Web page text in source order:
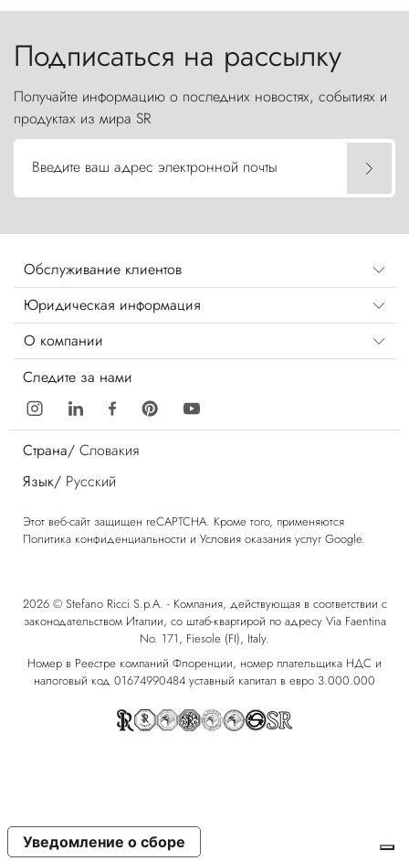
Подписаться на рассылку
Получайте информацию о последних новостях, событиях и
продуктах из мира SR
Введите ваш адрес электронной почты
Обслуживание клиентов
Юридическая информация
О компании
Следите за нами
Страна/ Словакия
Язык/ Русский
Этот веб-сайт защищен reCAPTCHA. Кроме того, применяются
Политика конфиденциальности и Условия оказания услуг Google.
2026 © Stefano Ricci S.p.A. - Компания, действующая в соответствии с
законодательством Италии, со штаб-квартирой по адресу Via Faentina
No. 171, Fiesole (FI), Italy.
Номер в Реестре компаний Флоренции, номер плательщика НДС и
налоговый код 01674990484 уставный капитал в евро 3.000.000
Уведомление о сборе